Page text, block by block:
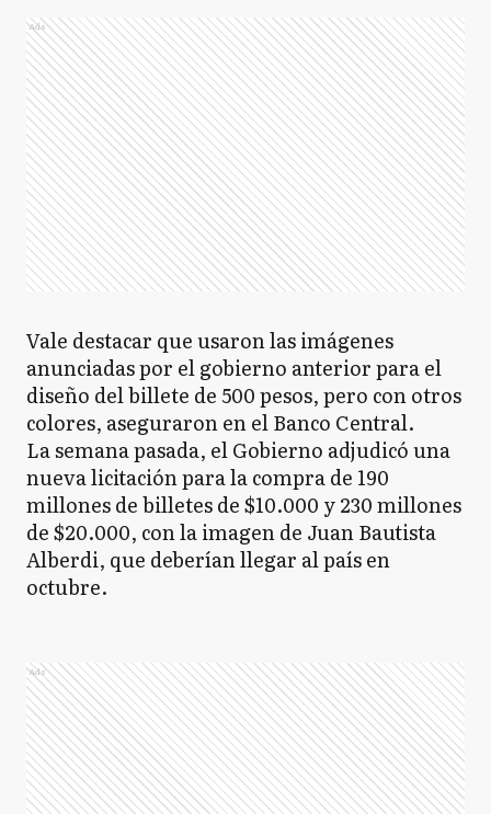
Ads
Vale destacar que usaron las imágenes
anunciadas por el gobierno anterior para el
diseño del billete de 500 pesos, pero con otros
colores, aseguraron en el Banco Central.
La semana pasada, el Gobierno adjudicó una
nueva licitación para la compra de 190
millones de billetes de $10.000 y 230 millones
de $20.000, con la imagen de Juan Bautista
Alberdi, que deberían llegar al país en
octubre.
Ads